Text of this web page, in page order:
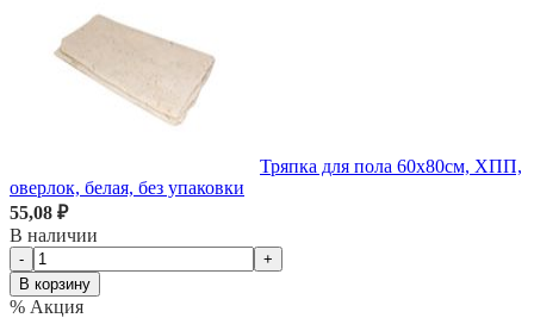
Тряпка для пола 60х80см, ХПП,
оверлок, белая, без упаковки
55,08 ₽
В наличии
-
+
В корзину
% Акция